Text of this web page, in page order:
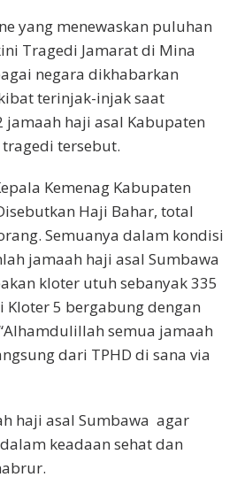
yang menewaskan puluhan
Tragedi Jamarat di Mina
negara dikhabarkan
terinjak-injak saat
haji asal Kabupaten
tersebut.
Kemenag Kabupaten
Haji Bahar, total
Semuanya dalam kondisi
jamaah haji asal Sumbawa
kloter utuh sebanyak 335
5 bergabung dengan
semua jamaah
dari TPHD di sana via
haji asal Sumbawa agar
keadaan sehat dan